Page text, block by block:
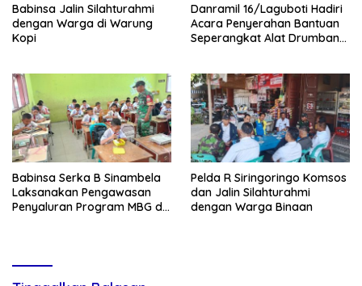
Babinsa Jalin Silahturahmi
dengan Warga di Warung
Kopi
Danramil 16/Laguboti Hadiri
Acara Penyerahan Bantuan
Seperangkat Alat Drumband
173558 Hutahaean
Babinsa Serka B Sinambela
Laksanakan Pengawasan
Penyaluran Program MBG di
Pelda R Siringoringo Komsos
dan Jalin Silahturahmi
dengan Warga Binaan